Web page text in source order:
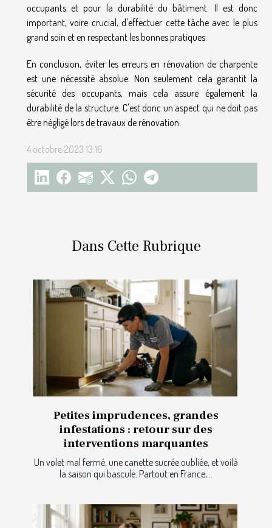
Dans Cette Rubrique
Petites imprudences, grandes
infestations : retour sur des
interventions marquantes
Un volet mal fermé, une canette sucrée oubliée, et voilà
la saison qui bascule. Partout en France,...
occupants et pour la durabilité du bâtiment. Il est donc
important, voire crucial, d'effectuer cette tâche avec le plus
grand soin et en respectant les bonnes pratiques.
En conclusion, éviter les erreurs en rénovation de charpente
est une nécessité absolue. Non seulement cela garantit la
sécurité des occupants, mais cela assure également la
durabilité de la structure. C'est donc un aspect qui ne doit pas
être négligé lors de travaux de rénovation.
4 octobre 2023 13:16